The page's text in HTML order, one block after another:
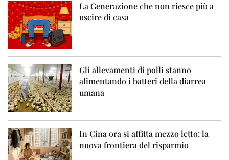
La Generazione che non riesce più a
uscire di casa
Gli allevamenti di polli stanno
alimentando i batteri della diarrea
umana
In Cina ora si affitta mezzo letto: la
nuova frontiera del risparmio